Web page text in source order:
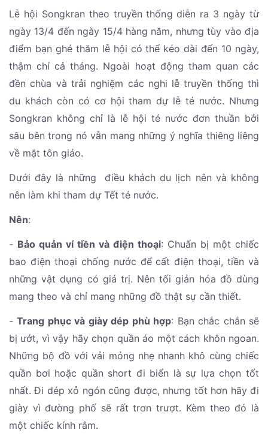
Lễ hội Songkran theo truyền thống diễn ra 3 ngày từ
ngày 13/4 đến ngày 15/4 hàng năm, nhưng tùy vào địa
điểm bạn ghé thăm lễ hội có thể kéo dài đến 10 ngày,
thậm chí cả tháng. Ngoài hoạt động tham quan các
đền chùa và trải nghiệm các nghi lễ truyền thống thì
du khách còn có cơ hội tham dự lễ té nước. Nhưng
Songkran không chỉ là lễ hội té nước đơn thuần bởi
sâu bên trong nó vẫn mang những ý nghĩa thiêng liêng
về mặt tôn giáo.
Dưới đây là những điều khách du lịch nên và không
nên làm khi tham dự Tết té nước.
Nên:
- Bảo quản ví tiền và điện thoại: Chuẩn bị một chiếc
bao điện thoại chống nước để cất điện thoại, tiền và
những vật dụng có giá trị. Nên tối giản hóa đồ dùng
mang theo và chỉ mang những đồ thật sự cần thiết.
-Trang phục và giày dép phù hợp: Bạn chắc chắn sẽ
bị ướt, vì vậy hãy chọn quần áo một cách khôn ngoan.
Những bộ đồ với vải mỏng nhẹ nhanh khô cùng chiếc
quần bơi hoặc quần short đi biển là sự lựa chọn tốt
nhất. Đi dép xỏ ngón cũng được, nhưng tốt hơn hãy đi
giày vì đường phố sẽ rất trơn trượt. Kèm theo đó là
một chiếc kính râm.